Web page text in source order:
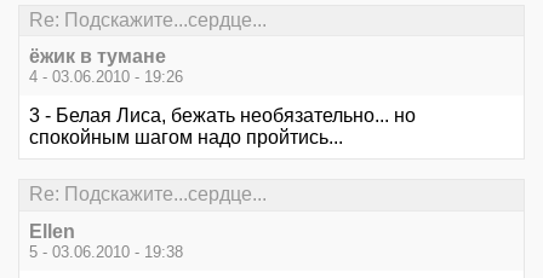
Re: Подскажите...сердце...
ёжик в тумане
4 - 03.06.2010 - 19:26
3 - Белая Лиса, бежать необязательно... но
спокойным шагом надо пройтись...
Re: Подскажите...сердце...
Ellen
5 - 03.06.2010 - 19:38